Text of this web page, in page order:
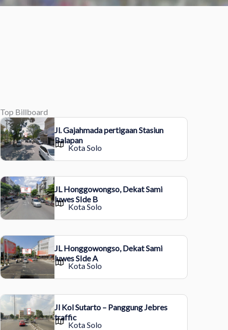
Top Billboard
Jl. Gajahmada pertigaan Stasiun
Balapan
Kota Solo
JL Honggowongso, Dekat Sami
luwes SIde B
Kota Solo
JL Honggowongso, Dekat Sami
luwes SIde A
Kota Solo
Jl Kol Sutarto – Panggung Jebres
traffic
Kota Solo